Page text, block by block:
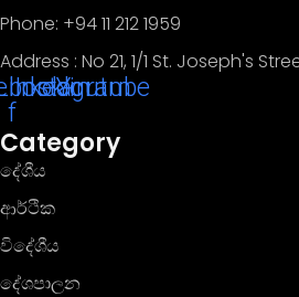
Phone: +94 11 212 1959
Address : No 21, 1/1 St. Joseph's
f
Instagram
Youtube
Category
දේශීය
ආර්ථික
විදේශීය
දේශපාලන